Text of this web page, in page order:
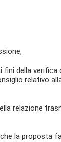
della verifica
relativo
relazione
la proposta fa